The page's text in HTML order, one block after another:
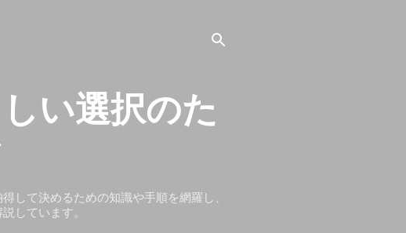
い選択のた
して決めるための知識や手順を網羅し、
しています。